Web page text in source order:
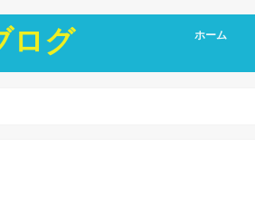
ログ ホーム